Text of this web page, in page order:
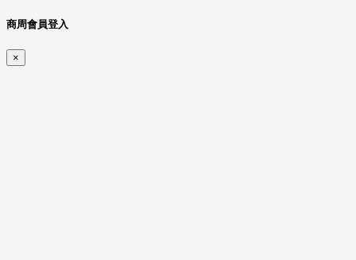
商周會員登入
×